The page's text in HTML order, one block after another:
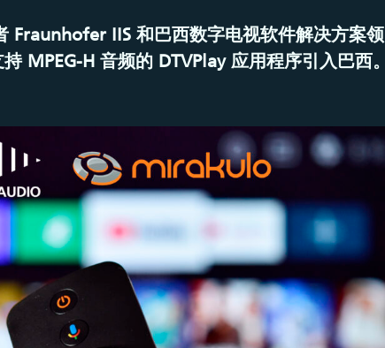
Fraunhofer IIS 和巴西数字电视软件解决方案领
MPEG-H 音频的 DTVPlay 应用程序引入巴西。